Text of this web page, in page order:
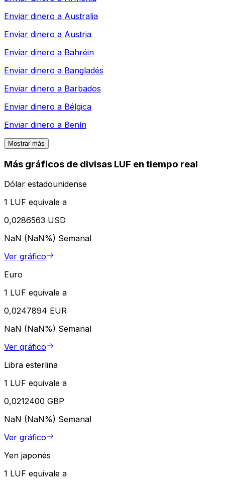
Enviar dinero a Australia
Enviar dinero a Austria
Enviar dinero a Bahréin
Enviar dinero a Bangladés
Enviar dinero a Barbados
Enviar dinero a Bélgica
Enviar dinero a Benín
Mostrar más
Más gráficos de divisas LUF en tiempo real
Dólar estadounidense
1 LUF equivale a
0,0286563 USD
NaN (NaN%) Semanal
Ver gráfico
Euro
1 LUF equivale a
0,0247894 EUR
NaN (NaN%) Semanal
Ver gráfico
Libra esterlina
1 LUF equivale a
0,0212400 GBP
NaN (NaN%) Semanal
Ver gráfico
Yen japonés
1 LUF equivale a